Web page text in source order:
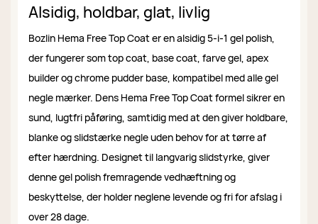
Alsidig, holdbar, glat, livlig
Bozlin Hema Free Top Coat er en alsidig 5-i-1 gel polish,
der fungerer som top coat, base coat, farve gel, apex
builder og chrome pudder base, kompatibel med alle gel
negle mærker. Dens Hema Free Top Coat formel sikrer en
sund, lugtfri påføring, samtidig med at den giver holdbare,
blanke og slidstærke negle uden behov for at tørre af
efter hærdning. Designet til langvarig slidstyrke, giver
denne gel polish fremragende vedhæftning og
beskyttelse, der holder neglene levende og fri for afslag i
over 28 dage.